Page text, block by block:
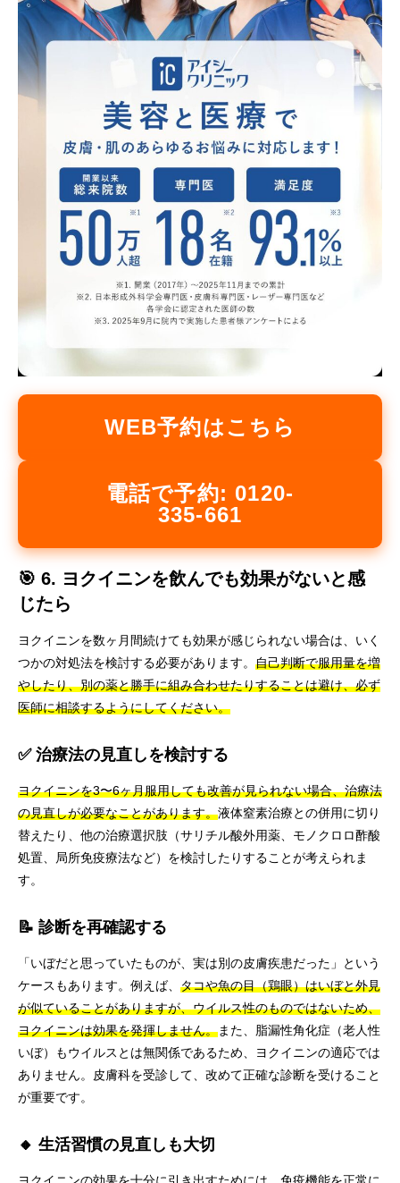
WEB予約はこちら
電話で予約: 0120-
335-661
🎯 6. ヨクイニンを飲んでも効果がないと感
じたら
ヨクイニンを数ヶ月間続けても効果が感じられない場合は、いく
つかの対処法を検討する必要があります。 自己判断で服用量を増
やしたり、別の薬と勝手に組み合わせたりすることは避け、必ず
医師に相談するようにしてください。
✅ 治療法の見直しを検討する
ヨクイニンを3〜6ヶ月服用しても改善が見られない場合、治療法
の見直しが必要なことがあります。液体窒素治療との併用に切り
替えたり、他の治療選択肢（サリチル酸外用薬、モノクロロ酢酸
処置、局所免疫療法など）を検討したりすることが考えられま
す。
📝 診断を再確認する
「いぼだと思っていたものが、実は別の皮膚疾患だった」という
ケースもあります。例えば、 タコや魚の目（鶏眼）はいぼと外見
が似ていることがありますが、ウイルス性のものではないため、
ヨクイニンは効果を発揮しません。また、脂漏性角化症（老人性
いぼ）もウイルスとは無関係であるため、ヨクイニンの適応では
ありません。皮膚科を受診して、改めて正確な診断を受けること
が重要です。
🔸 生活習慣の見直しも大切